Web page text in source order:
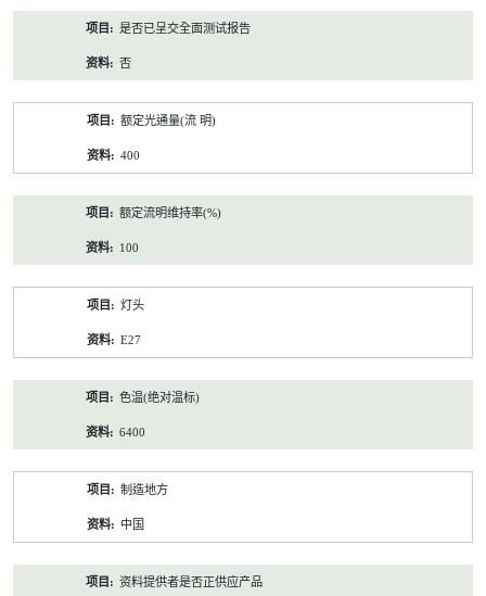
是否已呈交全面测试报告
否
额定光通量(流 明)
400
额定流明维持率(%)
100
灯头
E27
色温(绝对温标)
6400
制造地方
中国
资料提供者是否正供应产品